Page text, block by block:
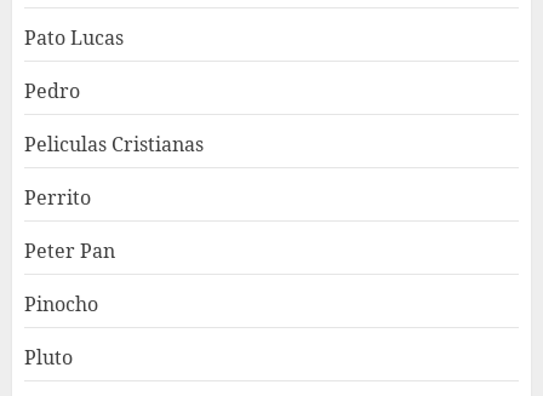
Pato Lucas
Pedro
Peliculas Cristianas
Perrito
Peter Pan
Pinocho
Pluto